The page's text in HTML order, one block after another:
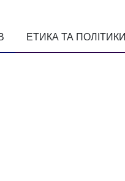
ЕТИКА ТА ПОЛІТИКИ